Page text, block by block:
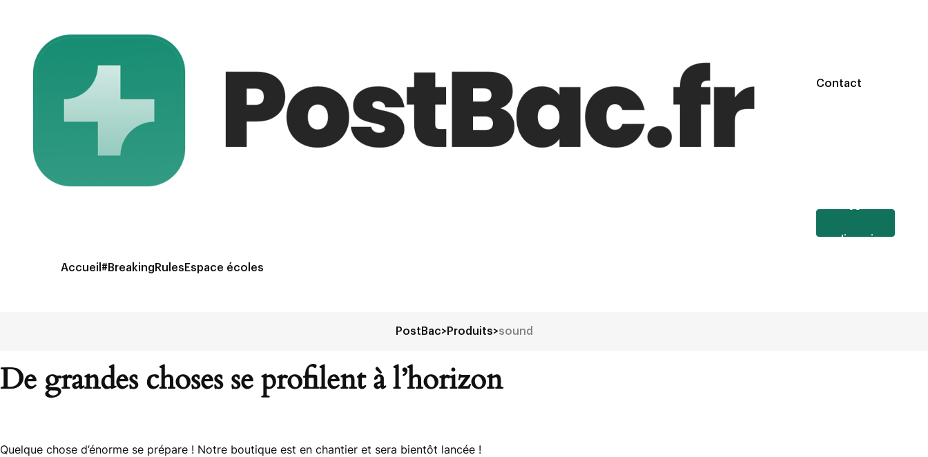
Accueil #BreakingRules Espace écoles
Contact
m'inscris
PostBac>Produits>sound
De grandes choses se profilent à l’horizon
Quelque chose d’énorme se prépare ! Notre boutique est en chantier et sera bientôt lancée !